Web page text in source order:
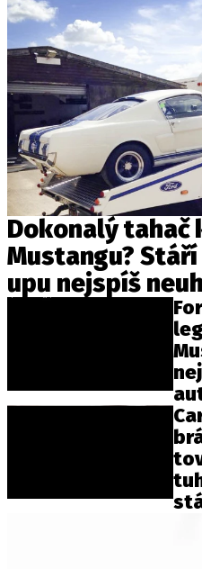
Dokonalý tahač
Mustangu?
upu nejspíš